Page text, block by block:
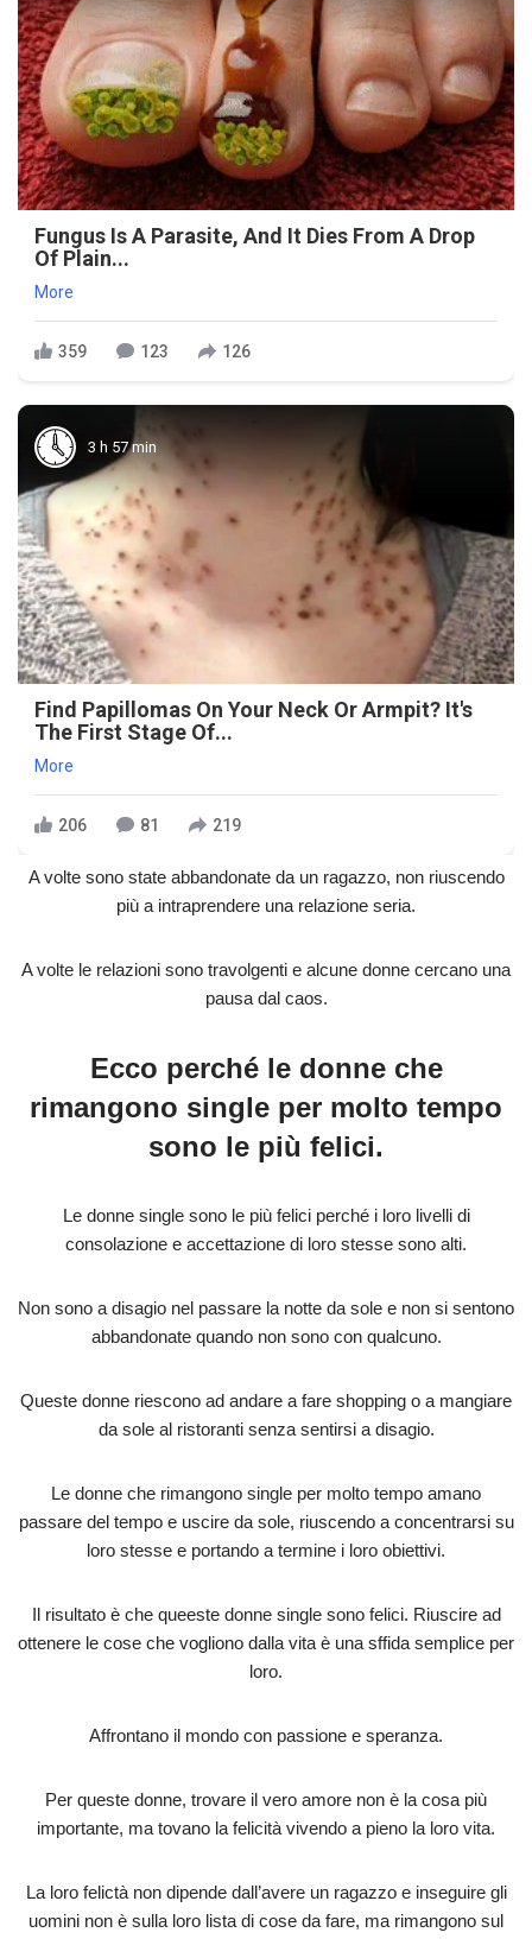
Fungus Is A Parasite, And It Dies From A Drop
Of Plain...
More
359 123 126
3 h 57 min
Find Papillomas On Your Neck Or Armpit? It's
The First Stage Of...
More
206 81 219
A volte sono state abbandonate da un ragazzo, non riuscendo
più a intraprendere una relazione seria.
A volte le relazioni sono travolgenti e alcune donne cercano una
pausa dal caos.
Ecco perché le donne che
rimangono single per molto tempo
sono le più felici.
Le donne single sono le più felici perché i loro livelli di
consolazione e accettazione di loro stesse sono alti.
Non sono a disagio nel passare la notte da sole e non si sentono
abbandonate quando non sono con qualcuno.
Queste donne riescono ad andare a fare shopping o a mangiare
da sole al ristoranti senza sentirsi a disagio.
Le donne che rimangono single per molto tempo amano
passare del tempo e uscire da sole, riuscendo a concentrarsi su
loro stesse e portando a termine i loro obiettivi.
Il risultato è che queeste donne single sono felici. Riuscire ad
ottenere le cose che vogliono dalla vita è una sffida semplice per
loro.
Affrontano il mondo con passione e speranza.
Per queste donne, trovare il vero amore non è la cosa più
importante, ma tovano la felicità vivendo a pieno la loro vita.
La loro felictà non dipende dall’avere un ragazzo e inseguire gli
uomini non è sulla loro lista di cose da fare, ma rimangono sul